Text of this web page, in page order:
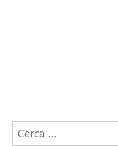
Ricerca
per: